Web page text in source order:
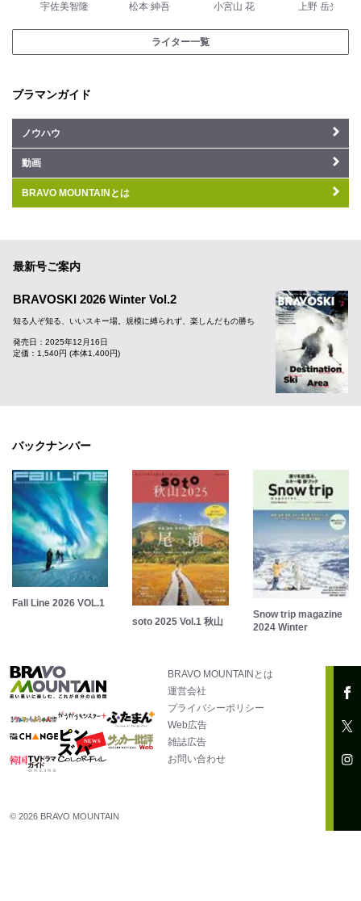
宇佐美智隆 松本 紳吾 小宮山 花 上野 岳光
ライター一覧
ブラマンガイド
ノウハウ
動画
BRAVO MOUNTAINとは
最新号ご案内
BRAVOSKI 2026 Winter Vol.2
知る人ぞ知る、いいスキー場。規模に縛られず、楽しんだもの勝ち
発売日：2025年12月16日
定価：1,540円 (本体1,400円)
バックナンバー
Fall Line 2026 VOL.1
soto 2025 Vol.1 秋山
Snow trip magazine
2024 Winter
BRAVO MOUNTAINとは
運営会社
プライバシーポリシー
Web広告
雑誌広告
お問い合わせ
© 2026 BRAVO MOUNTAIN